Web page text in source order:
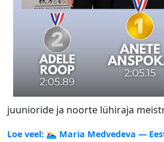
juunioride ja noorte lühiraja
Loe veel: 🏊‍♀️ Maria Medvedeva —